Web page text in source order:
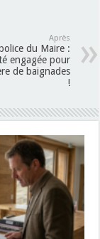
Après
du Maire :
engagée pour
de baignades
!